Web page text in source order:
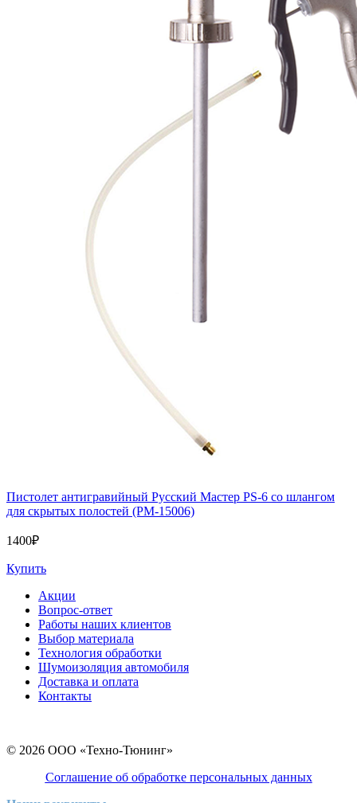
Пистолет антигравийный Русский Мастер PS-6 со шлангом
для скрытых полостей (РМ-15006)
1400₽
Купить
Акции
Вопрос-ответ
Работы наших клиентов
Выбор материала
Технология обработки
Шумоизоляция автомобиля
Доставка и оплата
Контакты
© 2026 ООО «Техно-Тюнинг»
Соглашение об обработке персональных данных